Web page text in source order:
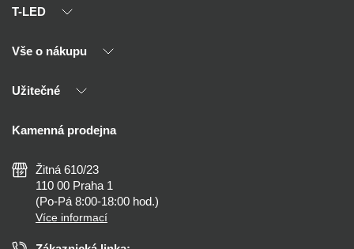
T-LED
O nás
Kontakty
Vše o nákupu
Výhody T-LED
Montáž
Nejčastější dotazy
Než koupíte
Osvětlení dle místnosti
Užitečné
Reklamace a vrácení
Zásady ochrany soukromí
Nastavení cookies
Prohlášení o přístupnosti
Kamenná prodejna
Žitná 610/23
110 00 Praha 1
(Po-Pá 8:00-18:00 hod.)
Více informací